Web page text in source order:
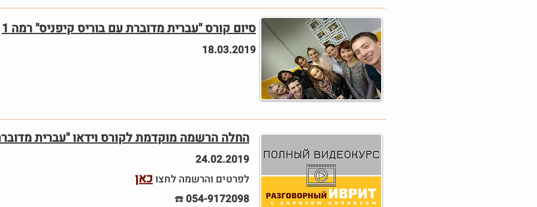
סיום קורס "עברית מדוברת עם בוריס קיפניס" רמה 1
18.03.2019
החלה הרשמה מוקדמת לקורס וידאו "עברית
24.02.2019
לפרטים והרשמה לחצוכאן
054-9172098
☎️